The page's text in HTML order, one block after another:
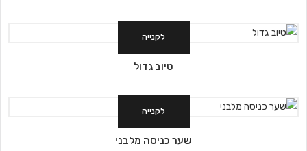
לקנייה
טיוב גדול
לקנייה
שער כניסה מלבני